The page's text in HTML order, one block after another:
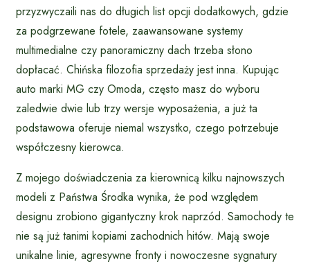
przyzwyczaili nas do długich list opcji dodatkowych, gdzie
za podgrzewane fotele, zaawansowane systemy
multimedialne czy panoramiczny dach trzeba słono
dopłacać. Chińska filozofia sprzedaży jest inna. Kupując
auto marki MG czy Omoda, często masz do wyboru
zaledwie dwie lub trzy wersje wyposażenia, a już ta
podstawowa oferuje niemal wszystko, czego potrzebuje
współczesny kierowca.
Z mojego doświadczenia za kierownicą kilku najnowszych
modeli z Państwa Środka wynika, że pod względem
designu zrobiono gigantyczny krok naprzód. Samochody te
nie są już tanimi kopiami zachodnich hitów. Mają swoje
unikalne linie, agresywne fronty i nowoczesne sygnatury